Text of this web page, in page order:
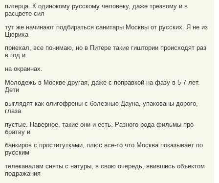
питерца. К одинокому русскому человеку, даже трезвому и в
расцвете сил
тут же начинают подбираться санитары Москвы от русских. Я не из
Цюриха
приехал, все понимаю, но в Питере такие гиштории происходят раз
в год и
на окраинах.
Молодежь в Москве другая, даже с поправкой на фазу в 5-7 лет.
Дети
выглядят как олигофрены с болезнью Дауна, упакованы дорого,
глаза
пустые. Наверное, такие они и есть. Разного рода фильмы про
братву и
банкиров с проститутками, плюс все-то что Москва показывает по
русским
телеканалам сняты с натуры, в свою очередь, явившись объектом
подражания